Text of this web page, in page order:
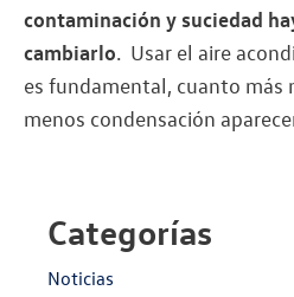
contaminación y suciedad
cambiarlo. Usar el aire
es fundamental, cuanto más
menos condensación
Categorías
Noticias